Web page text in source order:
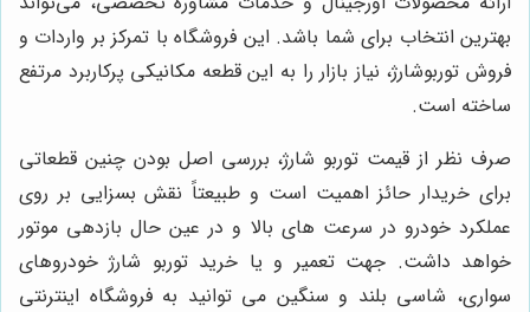
بهترین انتخاب برای شما باشد. این فروشگاه با تمرکز بر واردات و
فروش توربوشارژ، نیاز بازار را به این قطعه مکانیکی پرکاربرد مرتفع
ساخته است.
صرف نظر از قیمت توربو شارژ، بررسی اصل بودن چنین قطعاتی
برای خریدار حائز اهمیت است و طبیعتاً نقش بسزایی بر روی
عملکرد خودرو در سرعت های بالا و در عین حال بازدهی موتور
خواهد داشت. جهت تعمیر و یا خرید توربو شارژ خودروهای
سواری، شاسی بلند و سنگین می توانید به فروشگاه اینترنتی